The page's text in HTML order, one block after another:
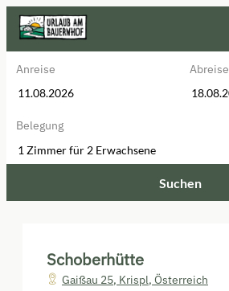
Anreise Abreise
Belegung
1 Zimmerfür 2 Erwachsene
Suchen
Schoberhütte
Gaißau 25, Krispl, Österreich